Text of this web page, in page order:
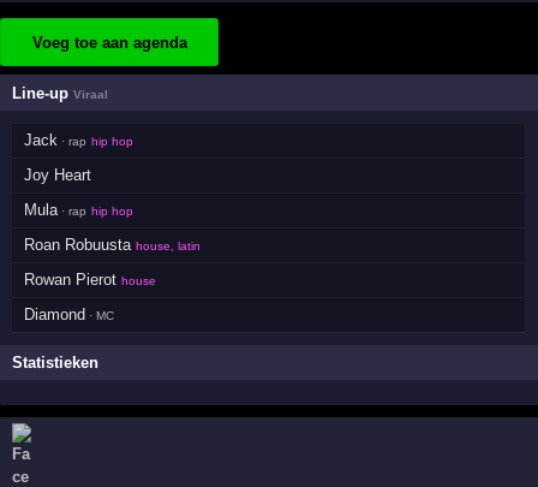
Voeg toe aan agenda
Line-upViraal
Jack · rap hip hop
Joy Heart
Mula· rap hip hop
Roan Robuusta house, latin
Rowan Pierot house
Diamond · MC
Statistieken